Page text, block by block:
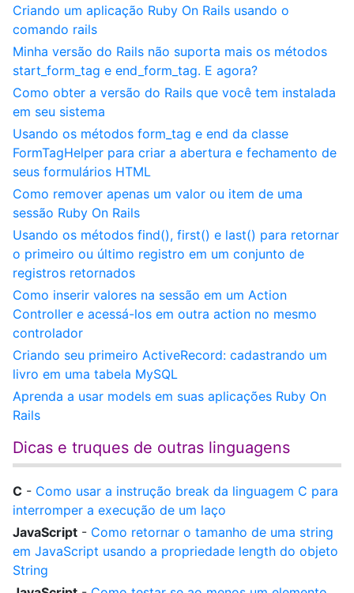
Criando um aplicação Ruby On Rails usando o
comando rails
Minha versão do Rails não suporta mais os métodos
start_form_tag e end_form_tag. E agora?
Como obter a versão do Rails que você tem instalada
em seu sistema
Usando os métodos form_tag e end da classe
FormTagHelper para criar a abertura e fechamento de
seus formulários HTML
Como remover apenas um valor ou item de uma
sessão Ruby On Rails
Usando os métodos find(), first() e last() para retornar
o primeiro ou último registro em um conjunto de
registros retornados
Como inserir valores na sessão em um Action
Controller e acessá-los em outra action no mesmo
controlador
Criando seu primeiro ActiveRecord: cadastrando um
livro em uma tabela MySQL
Aprenda a usar models em suas aplicações Ruby On
Rails
Dicas e truques de outras linguagens
C - Como usar a instrução break da linguagem C para
interromper a execução de um laço
JavaScript - Como retornar o tamanho de uma string
em JavaScript usando a propriedade length do objeto
String